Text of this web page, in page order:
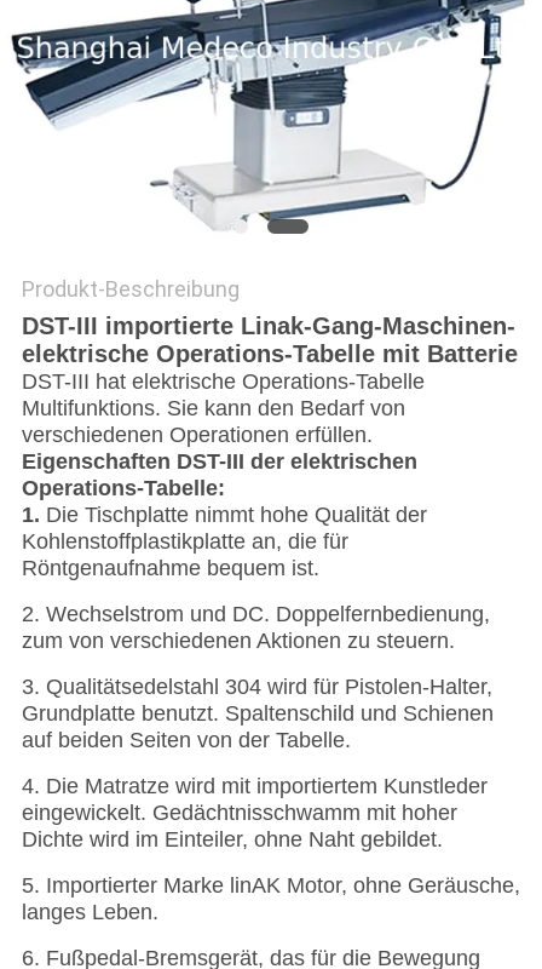
Produkt-Beschreibung
DST-III importierte Linak-Gang-Maschinen-
elektrische Operations-Tabelle mit Batterie
DST-III hat elektrische Operations-Tabelle
Multifunktions. Sie kann den Bedarf von
verschiedenen Operationen erfüllen.
Eigenschaften DST-III der elektrischen
Operations-Tabelle:
1. Die Tischplatte nimmt hohe Qualität der
Kohlenstoffplastikplatte an, die für
Röntgenaufnahme bequem ist.
2. Wechselstrom und DC. Doppelfernbedienung,
zum von verschiedenen Aktionen zu steuern.
3. Qualitätsedelstahl 304 wird für Pistolen-Halter,
Grundplatte benutzt. Spaltenschild und Schienen
auf beiden Seiten von der Tabelle.
4. Die Matratze wird mit importiertem Kunstleder
eingewickelt. Gedächtnisschwamm mit hoher
Dichte wird im Einteiler, ohne Naht gebildet.
5. Importierter Marke linAK Motor, ohne Geräusche,
langes Leben.
6. Fußpedal-Bremsgerät, das für die Bewegung